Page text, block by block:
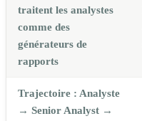
traitent les analystes
comme des
générateurs de
rapports
Trajectoire : Analyste
→ Senior Analyst →